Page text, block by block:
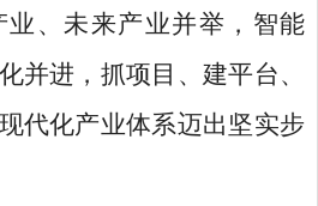
、未来产业并举，智能
并进，抓项目、建平台、
代化产业体系迈出坚实步